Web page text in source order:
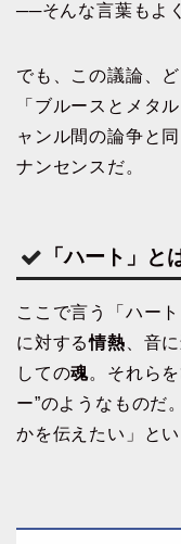
──そんな言葉もよ
でも、この議論、
「ブルースとメタ
ャンル間の論争と
ナンセンスだ。
「ハート」と
ここで言う「ハー
に対する情熱 、音
しての魂。それら
ー”のようなものだ
かを伝えたい」と